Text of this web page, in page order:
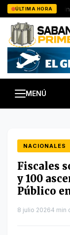
Saltar
al
contenido
ÚLTIMA HORA
El Señor
MENÚ
NACIONALES
Fiscales
y 100
Público
8 julio 20264 min